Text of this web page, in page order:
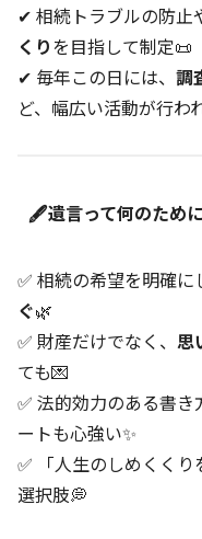
✔ 相続トラブルの防止
くりを目指して制定📜
✔ 毎年この日には、 調
ど、幅広い活動が行わ
🖋遺言って何のため
✅ 相続の希望を明確に
ぐ🌿
✅ 財産だけでなく、 思
ても💌
✅ 法的効力のある書
ートも心強い✨
✅ 「人生のしめくく
選択肢💭